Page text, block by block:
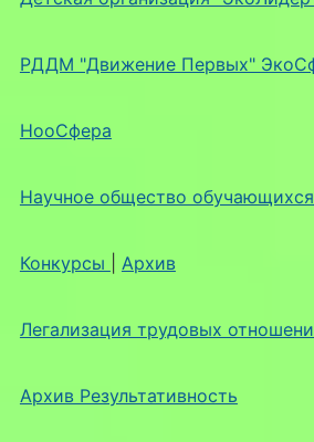
РДДМ "Движение Первых"
НооСфера
Научное общество
Конкурсы Архив
Легализация трудовых
Архив Результативность